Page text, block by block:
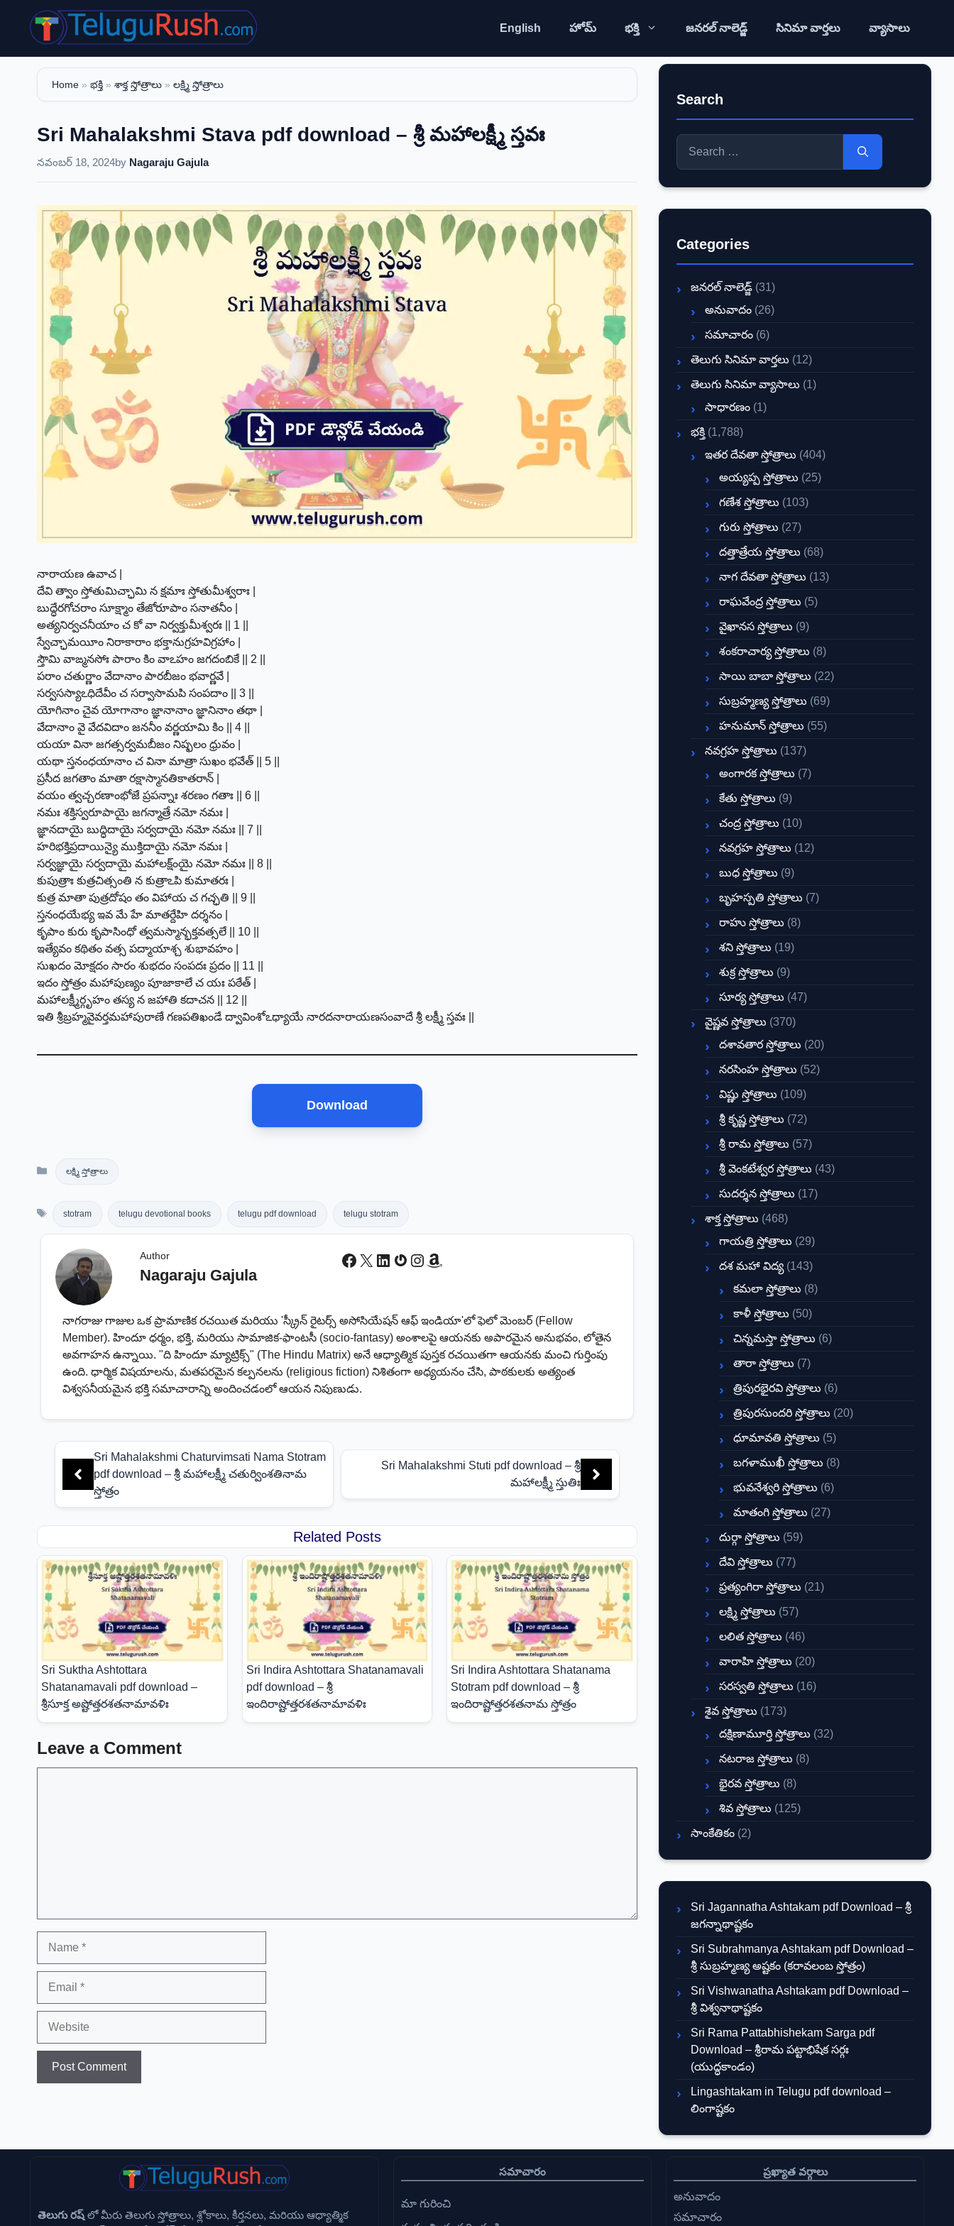
content
English హోమ్ భక్తి జనరల్ నాలెడ్జ్ సినిమా వార్తలు వ్యాసాలు
Home » భక్తి » శాక్త స్తోత్రాలు » లక్ష్మి స్తోత్రాలు
Sri Mahalakshmi Stava pdf download – శ్రీ మహాలక్ష్మీ స్తవః
నవంబర్ 18, 2024by Nagaraju Gajula
నారాయణ ఉవాచ |
దేవి త్వాం స్తోతుమిచ్ఛామి న క్షమాః స్తోతుమీశ్వరాః |
బుద్ధేరగోచరాం సూక్ష్మాం తేజోరూపాం సనాతనీం |
అత్యనిర్వచనీయాం చ కో వా నిర్వక్తుమీశ్వరః || 1 ||
స్వేచ్ఛామయీం నిరాకారాం భక్తానుగ్రహవిగ్రహాం |
స్తౌమి వాఙ్మనసోః పారాం కిం వాఽహం జగదంబికే || 2 ||
పరాం చతుర్ణాం వేదానాం పారబీజం భవార్ణవే |
సర్వసస్యాఽధిదేవీం చ సర్వాసామపి సంపదాం || 3 ||
యోగినాం చైవ యోగానాం జ్ఞానానాం జ్ఞానినాం తథా |
వేదానాం వై వేదవిదాం జననీం వర్ణయామి కిం || 4 ||
యయా వినా జగత్సర్వమబీజం నిష్ఫలం ధ్రువం |
యథా స్తనంధయానాం చ వినా మాత్రా సుఖం భవేత్ || 5 ||
ప్రసీద జగతాం మాతా రక్షాస్మానతికాతరాన్ |
వయం త్వచ్చరణాంభోజే ప్రపన్నాః శరణం గతాః || 6 ||
నమః శక్తిస్వరూపాయై జగన్మాత్రే నమో నమః |
జ్ఞానదాయై బుద్ధిదాయై సర్వదాయై నమో నమః || 7 ||
హరిభక్తిప్రదాయిన్యై ముక్తిదాయై నమో నమః |
సర్వజ్ఞాయై సర్వదాయై మహాలక్ష్ంయై నమో నమః || 8 ||
కుపుత్రాః కుత్రచిత్సంతి న కుత్రాఽపి కుమాతరః |
కుత్ర మాతా పుత్రదోషం తం విహాయ చ గచ్ఛతి || 9 ||
స్తనంధయేభ్య ఇవ మే హే మాతర్దేహి దర్శనం |
కృపాం కురు కృపాసింధో త్వమస్మాన్భక్తవత్సలే || 10 ||
ఇత్యేవం కథితం వత్స పద్మాయాశ్చ శుభావహం |
సుఖదం మోక్షదం సారం శుభదం సంపదః ప్రదం || 11 ||
ఇదం స్తోత్రం మహాపుణ్యం పూజాకాలే చ యః పఠేత్ |
మహాలక్ష్మీర్గృహం తస్య న జహాతి కదాచన || 12 ||
ఇతి శ్రీబ్రహ్మవైవర్తమహాపురాణే గణపతిఖండే ద్వావింశోఽధ్యాయే నారదనారాయణసంవాదే శ్రీ లక్ష్మీ స్తవః ||
Download
లక్ష్మి స్తోత్రాలు
stotram telugu devotional books telugu pdf download telugu stotram
Author
Nagaraju Gajula
Facebook
X LinkedIn
Gravatar
Instagram
Amazon
నాగరాజు గాజుల ఒక ప్రామాణిక రచయిత మరియు 'స్క్రీన్ రైటర్స్ అసోసియేషన్ ఆఫ్ ఇండియా'లో ఫెలో మెంబర్ (Fellow
Member). హిందూ ధర్మం, భక్తి, మరియు సామాజిక-ఫాంటసీ (socio-fantasy) అంశాలపై ఆయనకు అపారమైన అనుభవం, లోతైన
అవగాహన ఉన్నాయి. "ది హిందూ మ్యాట్రిక్స్" (The Hindu Matrix) అనే ఆధ్యాత్మిక పుస్తక రచయితగా ఆయనకు మంచి గుర్తింపు
ఉంది. ధార్మిక విషయాలను, మతపరమైన కల్పనలను (religious fiction) నిశితంగా అధ్యయనం చేసి, పాఠకులకు అత్యంత
విశ్వసనీయమైన భక్తి సమాచారాన్ని అందించడంలో ఆయన నిపుణుడు.
Sri Mahalakshmi Chaturvimsati Nama Stotram
pdf download – శ్రీ మహాలక్ష్మీ చతుర్వింశతినామ
స్తోత్రం
Sri Mahalakshmi Stuti pdf download – శ్రీ
మహాలక్ష్మీ స్తుతిః
Related Posts
Sri Suktha Ashtottara
Shatanamavali pdf download –
శ్రీసూక్త అష్టోత్తరశతనామావళిః
Sri Indira Ashtottara Shatanamavali
pdf download – శ్రీ
ఇందిరాష్టోత్తరశతనామావళిః
Sri Indira Ashtottara Shatanama
Stotram pdf download – శ్రీ
ఇందిరాష్టోత్తరశతనామ స్తోత్రం
Leave a Comment
Search
Search
for:
Categories
జనరల్ నాలెడ్జ్ (31)
అనువాదం (26)
సమాచారం (6)
తెలుగు సినిమా వార్తలు (12)
తెలుగు సినిమా వ్యాసాలు (1)
సాధారణం (1)
భక్తి (1,788)
ఇతర దేవతా స్తోత్రాలు (404)
అయ్యప్ప స్తోత్రాలు (25)
గణేశ స్తోత్రాలు (103)
గురు స్తోత్రాలు (27)
దత్తాత్రేయ స్తోత్రాలు (68)
నాగ దేవతా స్తోత్రాలు (13)
రాఘవేంద్ర స్తోత్రాలు (5)
వైఖానస స్తోత్రాలు (9)
శంకరాచార్య స్తోత్రాలు (8)
సాయి బాబా స్తోత్రాలు (22)
సుబ్రహ్మణ్య స్తోత్రాలు (69)
హనుమాన్ స్తోత్రాలు (55)
నవగ్రహ స్తోత్రాలు (137)
అంగారక స్తోత్రాలు (7)
కేతు స్తోత్రాలు (9)
చంద్ర స్తోత్రాలు (10)
నవగ్రహ స్తోత్రాలు (12)
బుధ స్తోత్రాలు (9)
బృహస్పతి స్తోత్రాలు (7)
రాహు స్తోత్రాలు (8)
శని స్తోత్రాలు (19)
శుక్ర స్తోత్రాలు (9)
సూర్య స్తోత్రాలు (47)
వైష్ణవ స్తోత్రాలు (370)
దశావతార స్తోత్రాలు (20)
నరసింహ స్తోత్రాలు (52)
విష్ణు స్తోత్రాలు (109)
శ్రీ కృష్ణ స్తోత్రాలు (72)
శ్రీ రామ స్తోత్రాలు (57)
శ్రీ వెంకటేశ్వర స్తోత్రాలు (43)
సుదర్శన స్తోత్రాలు (17)
శాక్త స్తోత్రాలు (468)
గాయత్రి స్తోత్రాలు (29)
దశ మహా విద్య (143)
కమలా స్తోత్రాలు (8)
కాళీ స్తోత్రాలు (50)
చిన్నమస్తా స్తోత్రాలు (6)
తారా స్తోత్రాలు (7)
త్రిపురభైరవి స్తోత్రాలు (6)
త్రిపురసుందరి స్తోత్రాలు (20)
ధూమావతి స్తోత్రాలు (5)
బగళాముఖీ స్తోత్రాలు (8)
భువనేశ్వరి స్తోత్రాలు (6)
మాతంగి స్తోత్రాలు (27)
దుర్గా స్తోత్రాలు (59)
దేవి స్తోత్రాలు (77)
ప్రత్యంగిరా స్తోత్రాలు (21)
లక్ష్మి స్తోత్రాలు (57)
లలిత స్తోత్రాలు (46)
వారాహి స్తోత్రాలు (20)
సరస్వతి స్తోత్రాలు (16)
శైవ స్తోత్రాలు (173)
దక్షిణామూర్తి స్తోత్రాలు (32)
నటరాజ స్తోత్రాలు (8)
భైరవ స్తోత్రాలు (8)
శివ స్తోత్రాలు (125)
సాంకేతికం (2)
Sri Jagannatha Ashtakam pdf Download – శ్రీ
జగన్నాథాష్టకం
Sri Subrahmanya Ashtakam pdf Download –
శ్రీ సుబ్రహ్మణ్య అష్టకం (కరావలంబ స్తోత్రం)
Sri Vishwanatha Ashtakam pdf Download –
శ్రీ విశ్వనాథాష్టకం
Sri Rama Pattabhishekam Sarga pdf
Download – శ్రీరామ పట్టాభిషేక సర్గః
(యుద్ధకాండం)
Lingashtakam in Telugu pdf download –
లింగాష్టకం
తెలుగు రష్ లో మీరు తెలుగు స్తోత్రాలు, శ్లోకాలు, కీర్తనలు, మరియు ఆధ్యాత్మిక
సమాచారం
మా గురించి
ప్రఖ్యాత వర్గాలు
అనువాదం
సమాచారం